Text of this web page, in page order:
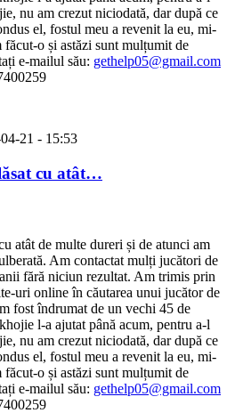
nu am crezut niciodată, dar după ce
el, fostul meu a revenit la eu, mi-
făcut-o și astăzi sunt mulțumit de
e-mailul său: gethelp05@gmail.com
21 - 15:53
cu atât…
atât de multe dureri și de atunci am
Am contactat mulți jucători de
fără niciun rezultat. Am trimis prin
uri online în căutarea unui jucător de
fost îndrumat de un vechi 45 de
l-a ajutat până acum, pentru a-l
nu am crezut niciodată, dar după ce
el, fostul meu a revenit la eu, mi-
făcut-o și astăzi sunt mulțumit de
e-mailul său: gethelp05@gmail.com